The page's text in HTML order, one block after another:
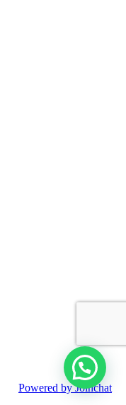
Powered byJoinchat